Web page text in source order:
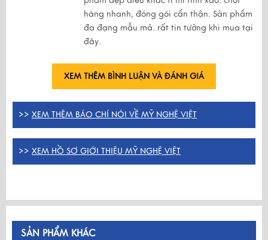
hàng nhanh, đóng gói cẩn thận. Sản phẩm
đa đạng mẫu mã. rất tin tưởng khi mua tại
đây.
XEM THÊM BÌNH LUẬN VÀ ĐÁNH GIÁ
>> XEM THÊM BÁO CHÍ NÓI VỀ MỸ NGHỆ VIỆT
>> XEM HỒ SƠ GIỚI THIỆU MỸ NGHỆ VIỆT
SẢN PHẨM KHÁC